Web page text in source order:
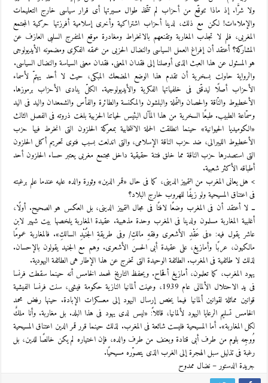
ولا شرَّا. إذ ماذا تتوقّع من أحزاب لم تتّخذ طوال مسيرتها أى قرار سياسى خارج التعليمات
والإملاءات! لكن مع ذلك، لدينا أحزاب اشتراكية وأخرى إسلامية أفرزتها حركية المجتمع
المغربى، فلم لا تجذب المغاربة وتقنعهم بالانخراط ومغادرة موقع المتفرج السلبى العازف عن
المشاركة؟ أعتقد أن إفراغ العمل السياسى والنضال الحزبى من عمقه الفكرى ومضمونه الأيديولوجى
هو المسئول عن هذا العبث الذى أوصلنا إلى فقدان المعنى. فقدان معنى السياسة والنضال السياسى.
والرواية حاولت بسخرية أن تقدم هذا الوضع المضحك المبكى، حيث لا أحد يهتمّ لأسماء
الأحزاب أصلًا ليدقّق فى خلفياتها الفكرية والأيديولوجية. الكلّ ينادى الأحزاب برموزها.
الأخطبوط والنّاقة والحصان والنّملة والبلشون والمكنسة والطائرة والفأس والشمعدان واليد فى اليد
وسمّاعة الطبيب. طبعًا السخرية من هذا المآل البئيس لحياتنا الحزبية بلغت ذروته فى الفصل الثالث
«الكوميديا الحيوانية» حينما انطلقت الحملة الانتخابية بمعركة الحلزون التى انخرط فيها حزب
الأخطبوط الليبرالى، ضد حزب الناقة الإسلامى، والتى اندلعت بسبب فتوى تحريم أكل الحلزون
التى استصدرها حزب الناقة مما خلق فتنة حقيقية داخل مجتمع مغربى يعتبر حساء الحلزون أحد
أطباقه الأكثر شعبية.
> هل يعانى المغرب من التمييز الدينى، كما فى حال «قمر الدين» وثورة والده عليه عندما علم برغبته
فى اعتناق المسيحية ولو زيفًا للهروب خارج البلاد؟
ــ لا أعتقد أن فى المغرب وضعًا لافتًا فى مجال التمييز الدينى، بل العكس هو الصحيح. أولًا،
أغلبية المغاربة مسلمون ولدينا فى المغرب وحدة مذهبية. عقيدة المغاربة يلخصها بيت شهير لابن
عاشر يقول فيه: «فى عَقْدِ الأشعرى وفقهِ مالكِ/ وفى طريقةِ الجُنَيْدِ السالكِ». فالمغاربة عمومًا
مالكيون، عربًا وأمازيغ، على عقيدة أبى الحسن الأشعرى. وهم مع الجنيد يقولون بالإحسان.
لذلك لا طائفية فى المغرب. الطائفة الوحيدة التى تخرج عن هذا الإطار هى الطائفة اليهودية.
يهود المغرب، كما تعلمون، أمازيغ أقحاح. ويحفظ التاريخ لمحمد الخامس أنه حينما سقطت فرنسا
فى يد الاحتلال الألمانى عام 1939، وعينت ألمانيا النازية حكومة فيشى، سنت فرنسا الفيشية
قوانين مماثلة لقوانين ألمانيا فيما يخص إرسال اليهود إلى معسكرات الإبادة. حينها رفض محمد
الخامس تسليم الرعايا اليهود لألمانيا، قائلاً: «ليس لدى يهود فى هذا البلد. بل مغاربة. وأنا ملكٌ
لكل المغاربة». أما المسيحية فليست شائعة فى المغرب. لذلك حينما قرر قمر الدين اعتناق المسيحية
وُوجِه بلوم من طرف أبى قتادة وبعنف من طرف والده، فإن اختياره لم يكن خالصًا للدين، بل
رغبة فى تذليل سبل الهجرة إلى الغرب الذى يتصوّره مسيحيًا.
جريدة الدستور – نضال ممدوح